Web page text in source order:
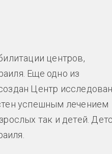
центров,
Еще одно из
Центр
успешным лечением
так и детей.